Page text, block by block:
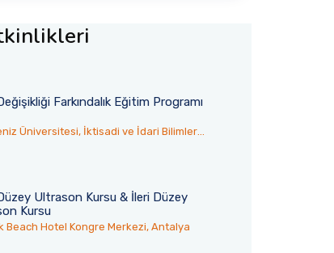
Akdeniz TÖMER’den 77
Farkındalık Eğitim Programı
Ultrason Kursu & İleri Düzey
Kursu
Beach Hotel Kongre Merkezi, Antalya